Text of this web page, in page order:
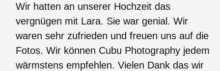
Wir hatten an unserer Hochzeit das
vergnügen mit Lara. Sie war genial. Wir
waren sehr zufrieden und freuen uns auf die
Fotos. Wir können Cubu Photography jedem
wärmstens empfehlen. Vielen Dank das wir